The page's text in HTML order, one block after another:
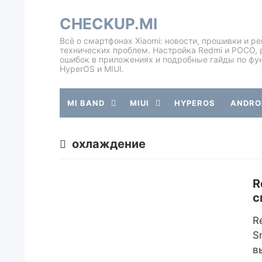
CHECKUP.MI
Всё о смартфонах Xiaomi: новости, прошивки и
технических проблем. Настройка Redmi и POCO,
ошибок в приложениях и подробные гайды по
HyperOS и MIUI.
MI BAND MIUI HYPEROS
охлаждение